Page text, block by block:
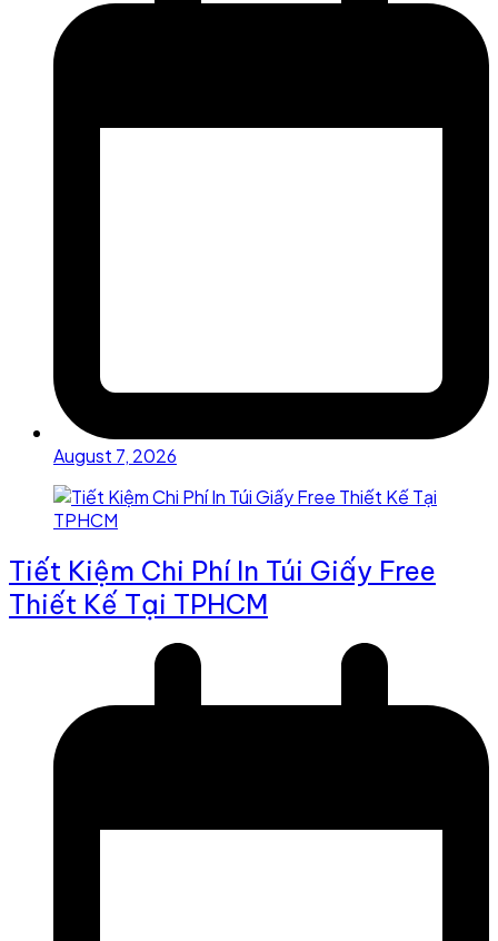
August 7, 2026
Tiết Kiệm Chi Phí In Túi Giấy Free
Thiết Kế Tại TPHCM